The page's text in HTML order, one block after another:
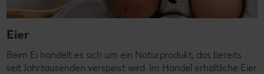
Eier
Beim Ei handelt es sich um ein Naturprodukt, das bereits
seit Jahrtausenden verspeist wird. Im Handel erhältliche Eier